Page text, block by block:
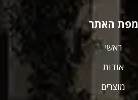
מפת האתר
ראשי
אודות
מוצרים